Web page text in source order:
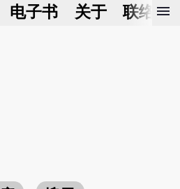
电子书 关于 联络我
menu